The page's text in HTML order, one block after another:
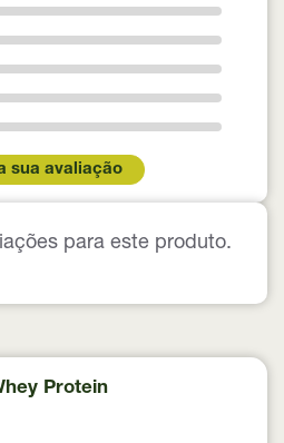
sua avaliação
para este produto.
Protein